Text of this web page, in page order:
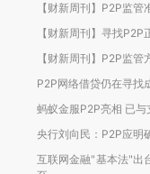
【财新周刊】P2P监管
【财新周刊】寻找P2P
【财新周刊】P2P监管
P2P网络借贷仍在寻找
蚂蚁金服P2P亮相 已与
央行刘向民：P2P应明
互联网金融"基本法"出